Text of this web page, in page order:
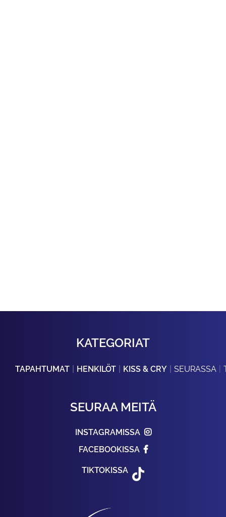
KATEGORIAT
TAPAHTUMAT HENKILÖT KISS & CRY SEURASSA
SEURAA MEITÄ
INSTAGRAMISSA
FACEBOOKISSA
TIKTOKISSA